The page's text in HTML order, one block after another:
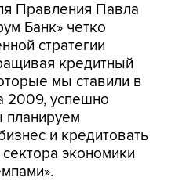
Правления Павла
Банк» четко
стратегии
кредитный
мы ставили в
2009, успешно
и кредитовать
экономики